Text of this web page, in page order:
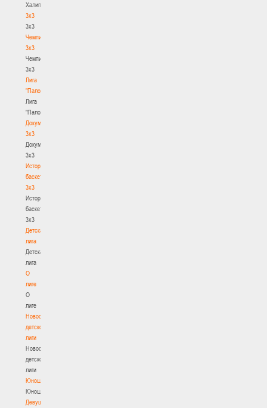
Халипского"
3x3
3x3
Чемпионат
3х3
Чемпионат
3х3
Лига
"Палова"
Лига
"Палова"
Документы
3х3
Документы
3х3
История
баскетбола
3х3
История
баскетбола
3х3
Детская
лига
Детская
лига
О
лиге
О
лиге
Новости
детской
лиги
Новости
детской
лиги
Юноши
Юноши
Девушки